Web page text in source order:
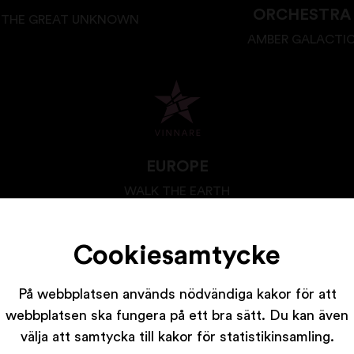
THE GREAT UNKNOWN
ORCHESTRA
AMBER GALACTIC
EUROPE
WALK THE EARTH
Våra partners
Cookiesamtycke
På webbplatsen används nödvändiga kakor för att
webbplatsen ska fungera på ett bra sätt. Du kan även
välja att samtycka till kakor för statistikinsamling.